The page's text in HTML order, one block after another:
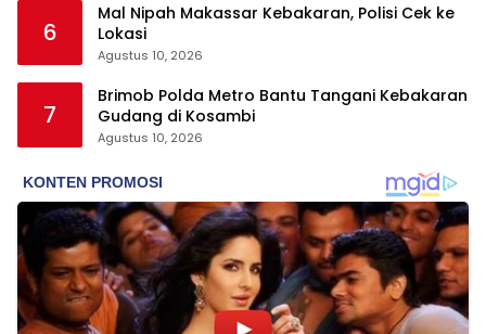
6
Mal Nipah Makassar Kebakaran, Polisi Cek ke
Lokasi
Agustus 10, 2026
7
Brimob Polda Metro Bantu Tangani Kebakaran
Gudang di Kosambi
Agustus 10, 2026